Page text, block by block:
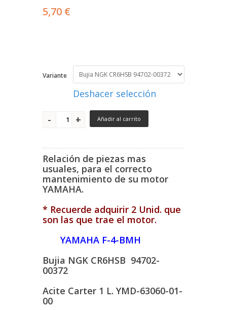
5,70 €
Variante
Deshacer selección
Añadir al carrito
Relación de piezas mas
usuales, para el correcto
mantenimiento de su motor
YAMAHA.
* Recuerde adquirir 2 Unid. que
son las que trae el motor.
YAMAHA F-4-BMH
Bujia NGK CR6HSB 94702-
00372
Acite Carter 1 L. YMD-63060-01-
00